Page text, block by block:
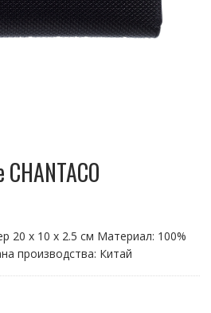
20 x 10 x 2.5 см Материал: 100%
производства: Китай